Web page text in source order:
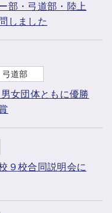
部・弓道部・陸上
しました
弓道部
女団体ともに優勝
９校合同説明会に